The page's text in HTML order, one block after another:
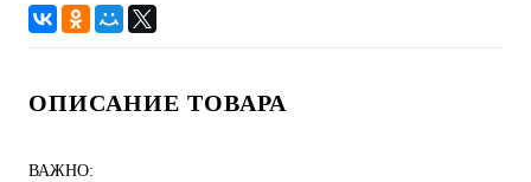
ОПИСАНИЕ ТОВАРА
ВАЖНО: